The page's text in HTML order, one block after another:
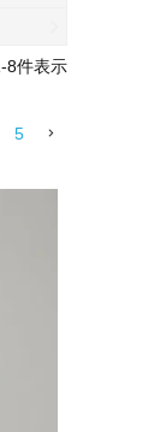
-8件表示
5